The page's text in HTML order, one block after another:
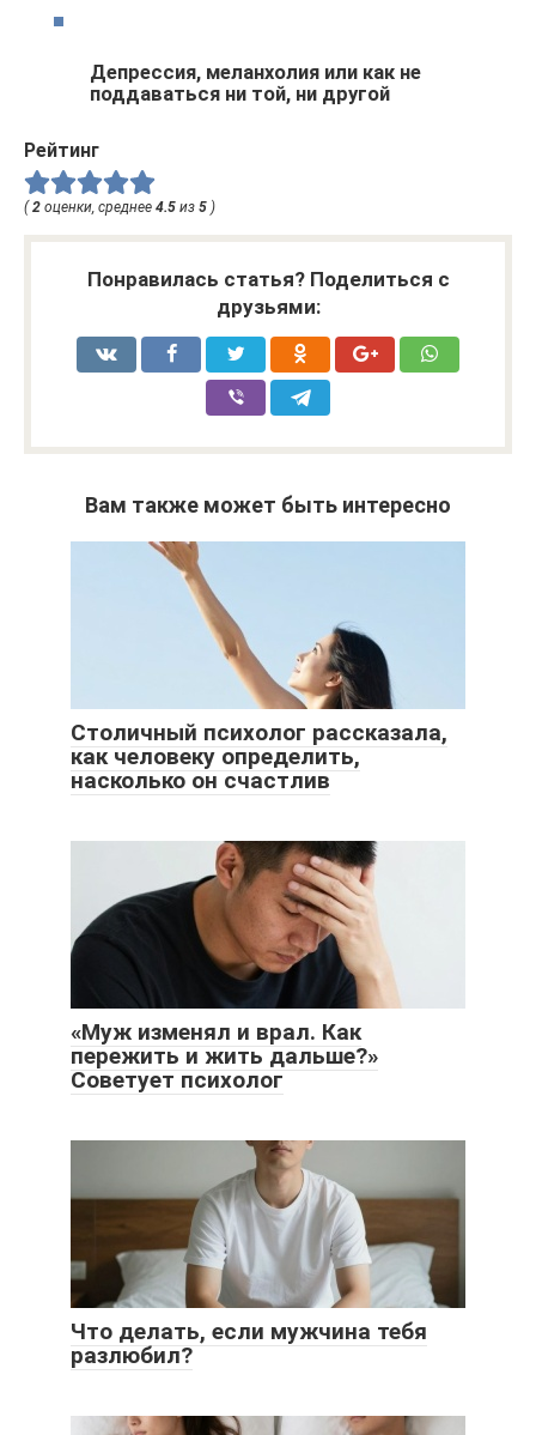
Депрессия, меланхолия или как не
поддаваться ни той, ни другой
Рейтинг
( 2 оценки, среднее 4.5 из 5 )
Понравилась статья? Поделиться с
друзьями:
Вам также может быть интересно
Столичный психолог рассказала,
как человеку определить,
насколько он счастлив
«Муж изменял и врал. Как
пережить и жить дальше?»
Советует психолог
Что делать, если мужчина тебя
разлюбил?